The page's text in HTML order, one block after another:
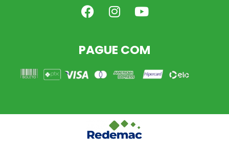
PAGUE COM